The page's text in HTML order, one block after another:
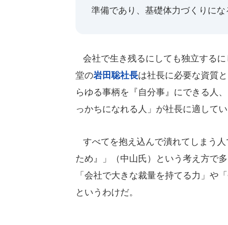
準備であり、基礎体力づくりにな
会社で生き残るにしても独立する
堂の岩田聡社長は社長に必要な資質
らゆる事柄を『自分事』にできる人
っかちになれる人」が社長に適してい
すべてを抱え込んで潰れてしまう
ため』」（中山氏）という考え方で
「会社で大きな裁量を持てる力」や
というわけだ。